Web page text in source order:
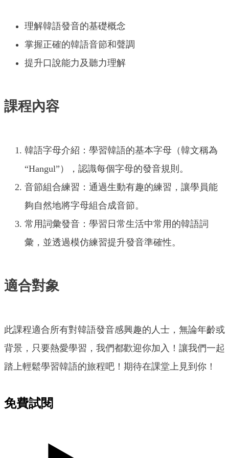
理解韓語發音的基礎概念
掌握正確的韓語音節和聲調
提升口說能力及聽力理解
課程內容
韓語字母介紹：學習韓語的基本字母（韓文稱為
“Hangul”），認識每個字母的發音規則。
音節組合練習：通過生動有趣的練習，讓學員能
夠自然地將字母組合成音節。
常用詞彙發音：學習日常生活中常用的韓語詞
彙，並透過模仿練習提升發音準確性。
適合對象
此課程適合所有對韓語發音感興趣的人士，無論年齡或
背景，只要熱愛學習，我們都歡迎你加入！讓我們一起
踏上輕鬆學習韓語的旅程吧！期待在課堂上見到你！
免費試閱